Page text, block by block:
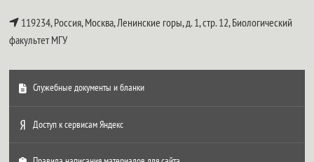
119234, Россия, Москва, Ленинские горы, д. 1, стр. 12,Биологический
факультет МГУ
Служебные документы и бланки
Доступ к сервисам Яндекс